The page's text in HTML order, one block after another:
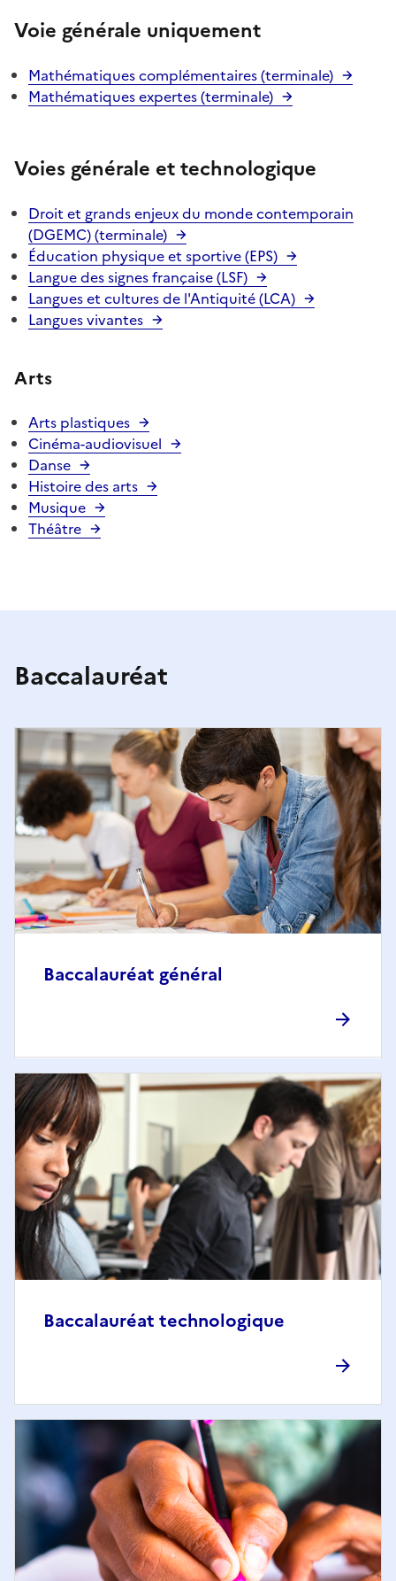
Voie générale uniquement
Mathématiques complémentaires (terminale)
Mathématiques expertes (terminale)
Voies générale et technologique
Droit et grands enjeux du monde contemporain
(DGEMC) (terminale)
Éducation physique et sportive (EPS)
Langue des signes française (LSF)
Langues et cultures de l'Antiquité (LCA)
Langues vivantes
Arts
Arts plastiques
Cinéma-audiovisuel
Danse
Histoire des arts
Musique
Théâtre
Baccalauréat
Baccalauréat général
Baccalauréat technologique